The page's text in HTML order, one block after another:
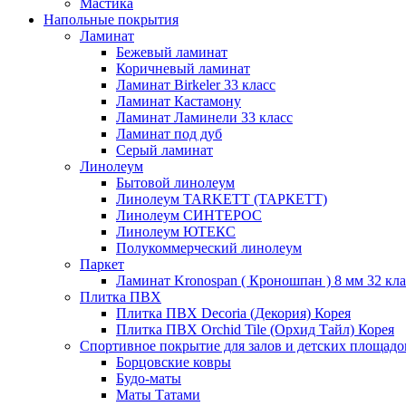
Мастика
Напольные покрытия
Ламинат
Бежевый ламинат
Коричневый ламинат
Ламинат Birkeler 33 класс
Ламинат Кастамону
Ламинат Ламинели 33 класс
Ламинат под дуб
Серый ламинат
Линолеум
Бытовой линолеум
Линолеум TARKETT (ТАРКЕТТ)
Линолеум СИНТЕРОС
Линолеум ЮТЕКС
Полукоммерческий линолеум
Паркет
Ламинат Kronospan ( Кроношпан ) 8 мм 32
Плитка ПВХ
Плитка ПВХ Decoria (Декория) Корея
Плитка ПВХ Orchid Tile (Орхид Тайл) Корея
Спортивное покрытие для залов и детских
Борцовские ковры
Будо-маты
Маты Татами